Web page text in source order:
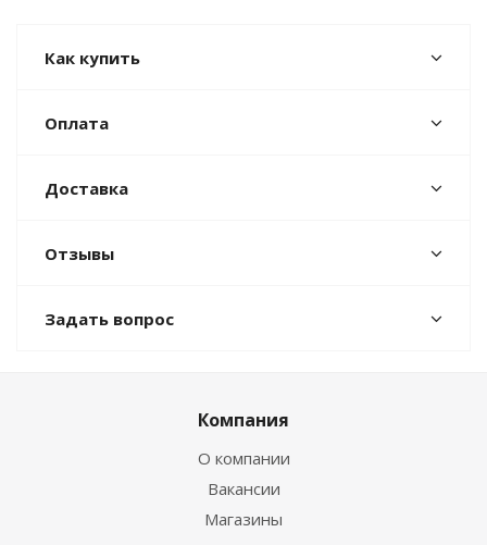
Как купить
Оплата
Доставка
Отзывы
Задать вопрос
Компания
О компании
Вакансии
Магазины